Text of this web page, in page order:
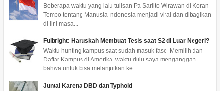
Beberapa waktu yang lalu tulisan Pa Sarlito Wirawan di Koran
Tempo tentang Manusia Indonesia menjadi viral dan dibagikan
di lini masa...
Fulbright: Haruskah Membuat Tesis saat S2 di Luar Negeri?
Waktu hunting kampus saat sudah masuk fase Memilih dan
Daftar Kampus di Amerika waktu dulu saya menganggap
bahwa untuk bisa melanjutkan ke...
Juntai Karena DBD dan Typhoid